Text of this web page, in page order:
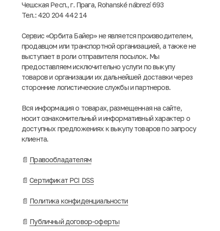
Чешская Респ., г. Прага, Rohanské nábrezí 693
Тел.: 420 204 442 14
Сервис «Орбита Байер» не является производителем,
продавцом или транспортной организацией, а также не
выступает в роли отправителя посылок. Мы
предоставляем исключительно услуги по выкупу
товаров и организации их дальнейшей доставки через
сторонние логистические службы и партнеров.
Вся информация о товарах, размещенная на сайте,
носит ознакомительный и информативный характер о
доступных предложениях к выкупу товаров по запросу
клиента.
📄 Правообладателям
📄Сертификат PCI DSS
📄 Политика конфиденциальности
📄 Публичный договор-оферты